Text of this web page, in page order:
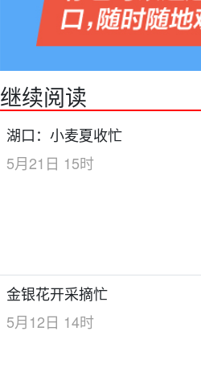
继续阅读
湖口：小麦夏收忙
5月21日 15时
金银花开采摘忙
5月12日 14时